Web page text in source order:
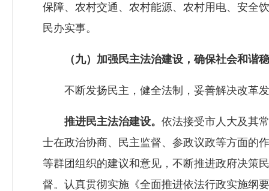
保障、农村交通、农村能源、农村用电、安全
民办实事。
（九）加强民主法治建设，确保社会和谐
不断发扬民主，健全法制，妥善解决改革发
推进民主法治建设。 依法接受市人大及其
士在政治协商、民主监督、参政议政等方面的
等群团组织的建议和意见，不断推进政府决策
督。认真贯彻实施《全面推进依法行政实施纲